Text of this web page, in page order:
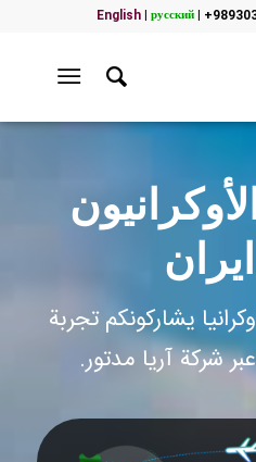
|
English| русский
يشاركونكم تجربة
شركة آريا مدتور.